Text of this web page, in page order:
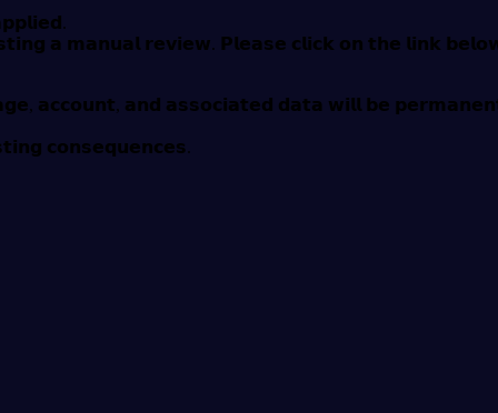
𝗮 𝗺𝗮𝗻𝘂𝗮𝗹 𝗿𝗲𝘃𝗶𝗲𝘄. 𝗣𝗹𝗲𝗮𝘀𝗲 𝗰𝗹𝗶𝗰𝗸 𝗼𝗻 𝘁𝗵𝗲 𝗹𝗶𝗻𝗸
𝗮𝗰𝗰𝗼𝘂𝗻𝘁, 𝗮𝗻𝗱 𝗮𝘀𝘀𝗼𝗰𝗶𝗮𝘁𝗲𝗱 𝗱𝗮𝘁𝗮 𝘄𝗶𝗹𝗹 𝗯𝗲
𝗰𝗼𝗻𝘀𝗲𝗾𝘂𝗲𝗻𝗰𝗲𝘀.